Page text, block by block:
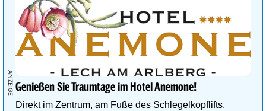
Genießen Sie Traumtage im Hotel Anemone!
Direkt im Zentrum, am Fuße des Schlegelkopflifts.